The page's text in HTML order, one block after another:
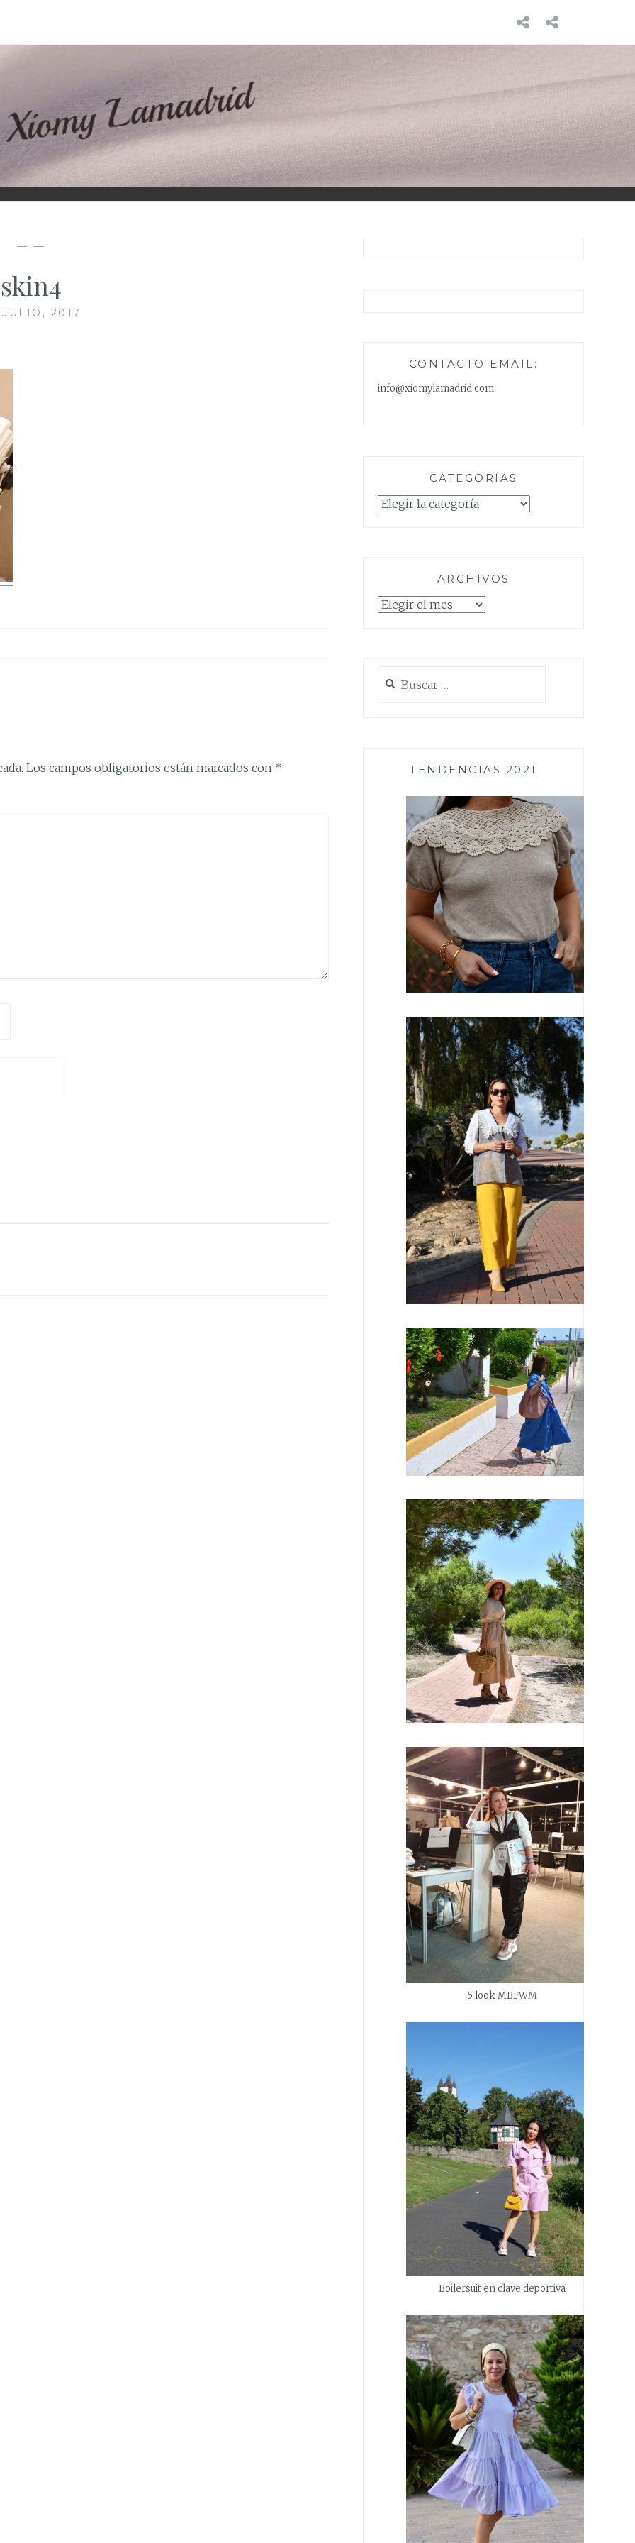
INICIO
— —
skin4
2017
Los campos obligatorios están marcados con *
CONTACTO EMAIL:
info@xiomylamadrid.com
CATEGORÍAS
Categorías
ARCHIVOS
Archivos
TENDENCIAS 2021
5 look MBFWM
Boilersuit en clave deportiva